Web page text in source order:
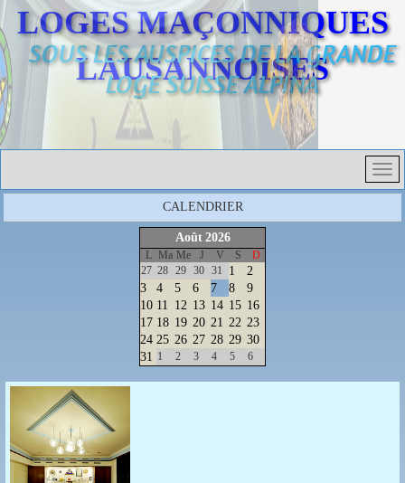
LOGES MAÇONNIQUES
LAUSANNOISES
SOUS LES AUSPICES DE LA GRANDE
LOGE SUISSE ALPINA
CALENDRIER
Août 2026
L Ma Me J V S
D
27 28 29 30 31 1
2
3
4 5 6 7 8
9
10 11 12 13 14 15 16
17 18 19 20 21 22 23
24 25 26 27 28 29 30
31 1 2 3 4 5 6